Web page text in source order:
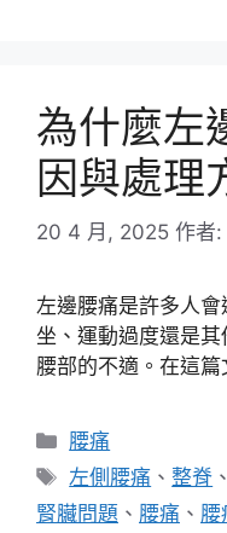
為什麼左
因與處理
20 4 月, 2025 作者:
左邊腰痛是許多人
坐、運動過度還是
腰部的不適。在這
分
類
腰痛
標
籤
左側腰痛 、整脊
腎臟問題 、 腰痛 、 腰